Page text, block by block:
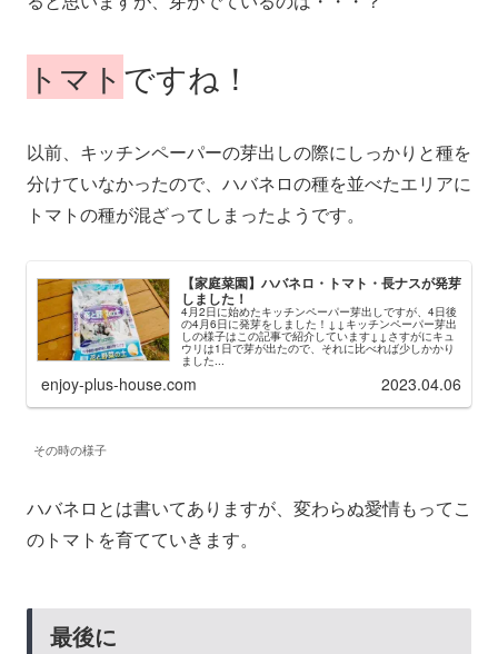
トマト ですね！
以前、キッチンペーパーの芽出しの際にしっかりと種を
分けていなかったので、ハバネロの種を並べたエリアに
トマトの種が混ざってしまったようです。
【家庭菜園】ハバネロ・トマト・長ナスが発芽
しました！
4月2日に始めたキッチンペーパー芽出しですが、4日後
の4月6日に発芽をしました！↓↓キッチンペーパー芽出
しの様子はこの記事で紹介しています↓↓さすがにキュ
ウリは1日で芽が出たので、それに比べれば少しかかり
ました...
enjoy-plus-house.com 2023.04.06
その時の様子
ハバネロとは書いてありますが、変わらぬ愛情もってこ
のトマトを育てていきます。
最後に